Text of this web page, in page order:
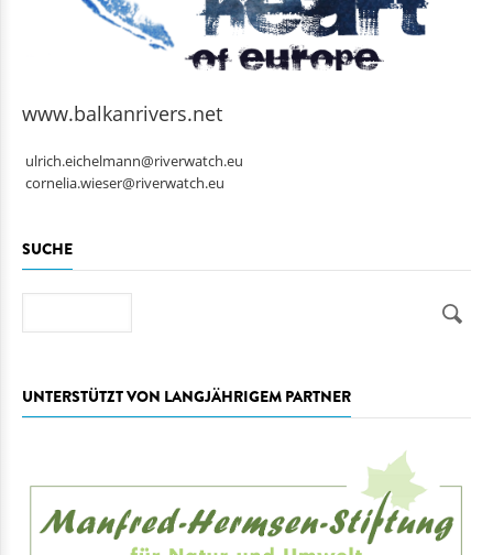
www.balkanrivers.net
ulrich.eichelmann@riverwatch.eu
cornelia.wieser@riverwatch.eu
SUCHE
UNTERSTÜTZT VON LANGJÄHRIGEM PARTNER